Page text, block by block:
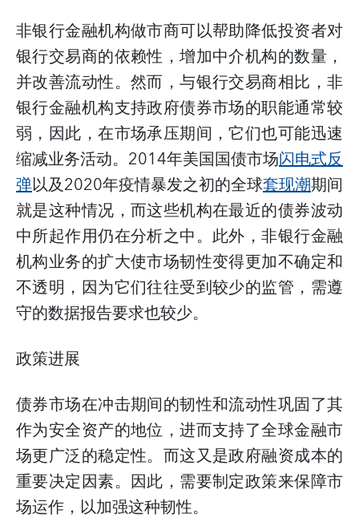
非银行金融机构做市商可以帮助降低投资者对
银行交易商的依赖性，增加中介机构的数量，
并改善流动性。然而，与银行交易商相比，非
银行金融机构支持政府债券市场的职能通常较
弱，因此，在市场承压期间，它们也可能迅速
缩减业务活动。 2014年美国国债市场闪电式反
弹以及2020年疫情暴发之初的全球套现潮期间
就是这种情况，而这些机构在最近的债券波动
中所起作用仍在分析之中。此外，非银行金融
机构业务的扩大使市场韧性变得更加不确定和
不透明，因为它们往往受到较少的监管，需遵
守的数据报告要求也较少。
政策进展
债券市场在冲击期间的韧性和流动性巩固了其
作为安全资产的地位，进而支持了全球金融市
场更广泛的稳定性。而这又是政府融资成本的
重要决定因素。因此，需要制定政策来保障市
场运作，以加强这种韧性。